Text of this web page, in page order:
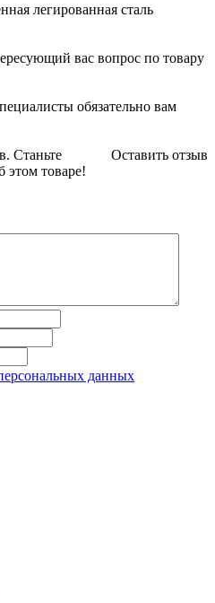
легированная сталь
вас вопрос по товару
обязательно вам
Оставить отзыв
Станьте
этом товаре!
данных